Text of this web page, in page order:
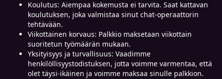
Koulutus: Aiempaa kokemusta ei tarvita. Saat kattavan
koulutuksen, joka valmistaa sinut chat-operaattorin
tehtävään.
Viikottainen korvaus: Palkkio maksetaan viikottain
suoritetun työmäärän mukaan.
Yksityisyys ja turvallisuus: Vaadimme
henkilöllisyystodistuksen, jotta voimme varmentaa, että
olet täysi-ikäinen ja voimme maksaa sinulle palkkion.